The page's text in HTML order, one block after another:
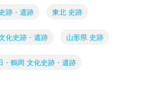
跡・遺跡 東北 史跡
化史跡・遺跡 山形県 史跡
・鶴岡 文化史跡・遺跡